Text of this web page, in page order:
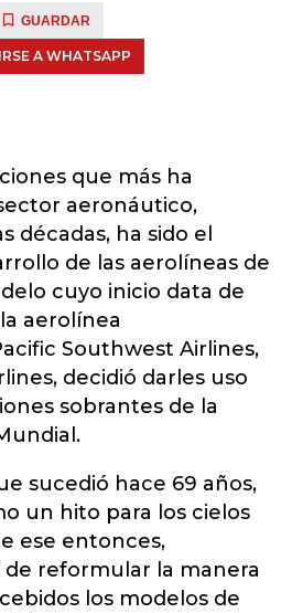
GUARDAR
A WHATSAPP
que más ha
aeronáutico,
décadas, ha sido el
de las aerolíneas de
cuyo inicio data de
aerolínea
Southwest Airlines,
decidió darles uso
sobrantes de la
sucedió hace 69 años,
un hito para los cielos
ese entonces,
reformular la manera
los modelos de